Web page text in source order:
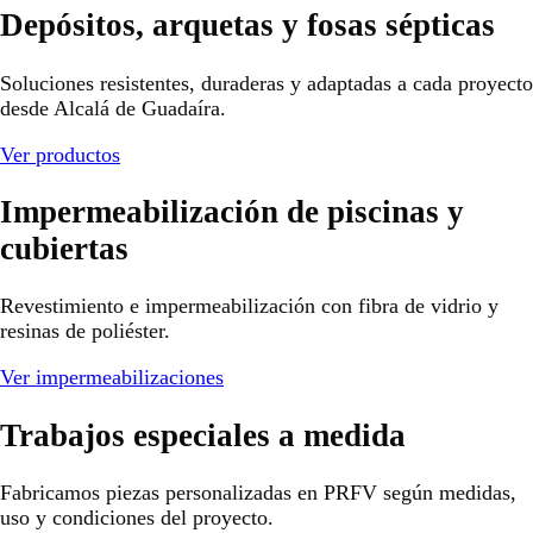
Depósitos, arquetas y fosas sépticas
Soluciones resistentes, duraderas y adaptadas a cada proyecto
desde Alcalá de Guadaíra.
Ver productos
Impermeabilización de piscinas y
cubiertas
Revestimiento e impermeabilización con fibra de vidrio y
resinas de poliéster.
Ver impermeabilizaciones
Trabajos especiales a medida
Fabricamos piezas personalizadas en PRFV según medidas,
uso y condiciones del proyecto.